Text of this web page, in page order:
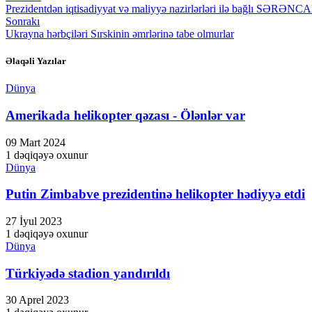
Prezidentdən iqtisadiyyat və maliyyə nazirlərləri ilə bağlı
Sonrakı
Ukrayna hərbçiləri Sırskinin əmrlərinə tabe olmurlar
Əlaqəli Yazılar
Dünya
Amerikada helikopter qəzası - Ölənlər var
09 Mart 2024
1 dəqiqəyə oxunur
Dünya
Putin Zimbabve prezidentinə helikopter hədiyyə etdi
27 İyul 2023
1 dəqiqəyə oxunur
Dünya
Türkiyədə stadion yandırıldı
30 Aprel 2023